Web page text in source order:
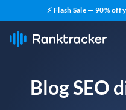
⚡ Flash Sale — 90%
Blog SEO